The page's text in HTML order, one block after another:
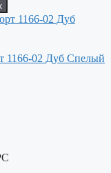
1166-02 Дуб Спелый